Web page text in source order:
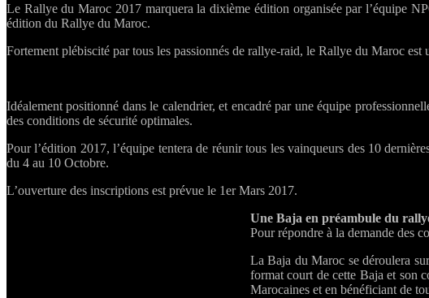
fête
ans
Le Rallye du Maroc 2017 marquera la dixième édition organisée par l’équipe
édition du Rallye du Maroc.
Fortement plébiscité par tous les passionnés de rallye-raid, le Rallye du Maroc
Idéalement positionné dans le calendrier, et encadré par une équipe
des conditions de sécurité optimales.
Pour l’édition 2017, l’équipe tentera de réunir tous les vainqueurs des 10
du 4 au 10 Octobre.
L’ouverture des inscriptions est prévue le 1er Mars 2017.
Une Baja en préambule du
Pour répondre à la demande des
La Baja du Maroc se déroulera
format court de cette Baja et son
Marocaines et en bénéficiant de